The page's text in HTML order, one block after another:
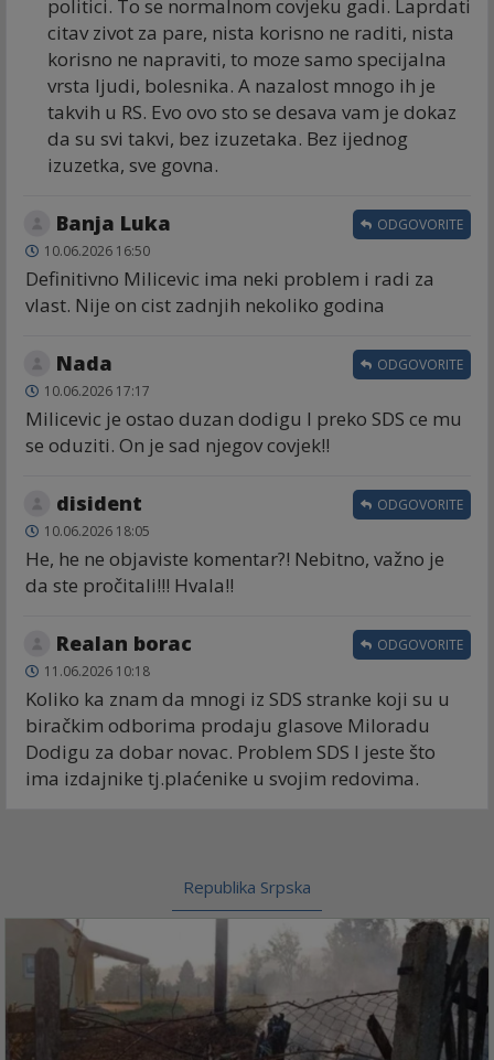
politici. To se normalnom covjeku gadi. Laprdati
citav zivot za pare, nista korisno ne raditi, nista
korisno ne napraviti, to moze samo specijalna
vrsta ljudi, bolesnika. A nazalost mnogo ih je
takvih u RS. Evo ovo sto se desava vam je dokaz
da su svi takvi, bez izuzetaka. Bez ijednog
izuzetka, sve govna.
Banja Luka
10.06.2026 16:50
Definitivno Milicevic ima neki problem i radi za
vlast. Nije on cist zadnjih nekoliko godina
ODGOVORITE
Nada
10.06.2026 17:17
Milicevic je ostao duzan dodigu I preko SDS ce mu
se oduziti. On je sad njegov covjek!!
ODGOVORITE
disident
10.06.2026 18:05
He, he ne objaviste komentar?! Nebitno, važno je
da ste pročitali!!! Hvala!!
ODGOVORITE
Realan borac
11.06.2026 10:18
Koliko ka znam da mnogi iz SDS stranke koji su u
biračkim odborima prodaju glasove Miloradu
Dodigu za dobar novac. Problem SDS I jeste što
ima izdajnike tj.plaćenike u svojim redovima.
ODGOVORITE
Republika Srpska